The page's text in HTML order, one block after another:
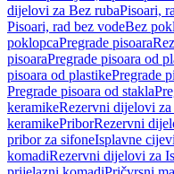
dijelovi za Bez rubaPisoari,
Pisoari, rad bez vodeBez
poklopcaPregrade pisoara
pisoaraPregrade pisoara od
pisoara od plastikePregrade
Pregrade pisoara od stakla
keramikeRezervni dijelovi za
keramikePriborRezervni
pribor za sifoneIsplavne
komadiRezervni dijelovi za